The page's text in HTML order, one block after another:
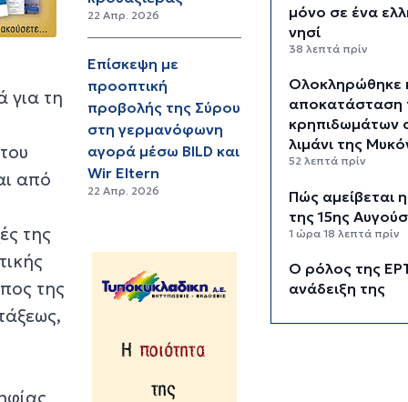
για τη
από
της
της
22 Απρ. 2026
Επίσκεψη με
προοπτική
προβολής της Σύρου
στη γερμανόφωνη
αγορά μέσω BILD και
Wir Eltern
22 Απρ. 2026
μόνο σε ένα
νησί
38 λεπτά πρίν
Ολοκληρώθηκε
αποκατάσταση
κρηπιδωμάτων
λιμάνι της
52 λεπτά πρίν
Πώς αμείβεται
της 15ης
1 ώρα 18 λεπτά πρίν
Ο ρόλος της
ανάδειξη της
τουριστικής